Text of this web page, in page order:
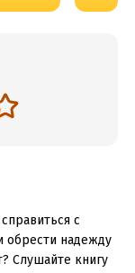
с
обрести надежду
Слушайте книгу